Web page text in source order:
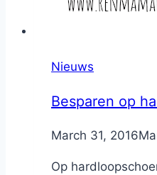
Nieuws
Besparen op
ByNicole
March 31, 2016
Op